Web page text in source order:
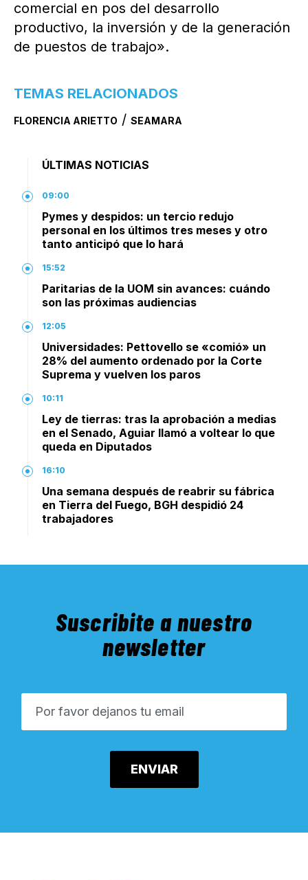
comercial en pos del desarrollo
productivo, la inversión y de la generación
de puestos de trabajo».
TEMAS RELACIONADOS
FLORENCIA ARIETTO / SEAMARA
ÚLTIMAS NOTICIAS
09:00
Pymes y despidos: un tercio redujo
personal en los últimos tres meses y otro
tanto anticipó que lo hará
15:52
Paritarias de la UOM sin avances: cuándo
son las próximas audiencias
12:05
Universidades: Pettovello se «comió» un
28% del aumento ordenado por la Corte
Suprema y vuelven los paros
10:11
Ley de tierras: tras la aprobación a medias
en el Senado, Aguiar llamó a voltear lo que
queda en Diputados
16:10
Una semana después de reabrir su fábrica
en Tierra del Fuego, BGH despidió 24
trabajadores
Suscribite a nuestro
newsletter